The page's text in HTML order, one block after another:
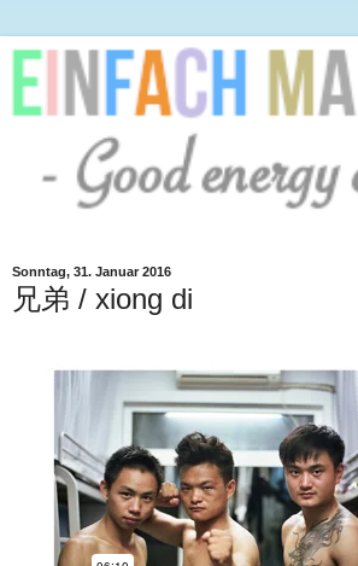
Sonntag, 31. Januar 2016
兄弟 / xiong di